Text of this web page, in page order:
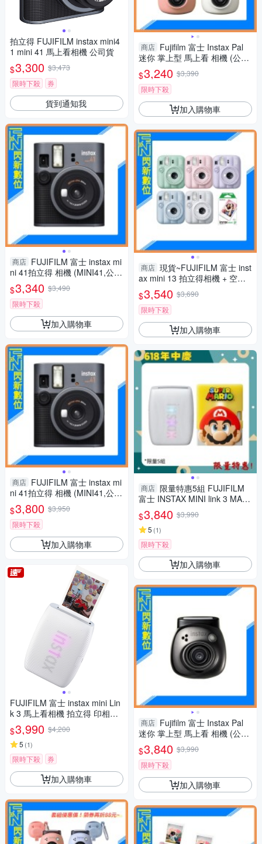
拍立得 FUJIFILM instax mini4
1 mini 41 馬上看相機 公司貨
$3,300 $3,473
限時下殺
券
貨到通知我
商店 FUJIFILM 富士 instax mi
ni 41拍立得 相機 (MINI41,公司
貨)
$3,340 $3,490
限時下殺
加入購物車
商店 FUJIFILM 富士 instax mi
ni 41拍立得 相機 (MINI41,公司
貨)含空白底片20張
$3,800 $3,950
限時下殺
加入購物車
FUJIFILM 富士 instax mini Lin
k 3 馬上看相機 拍立得 印相機
公司貨
$3,990 $4,200
5 (1)
限時下殺 券
加入購物車
商店 Fujifilm 富士 Instax Pal
迷你 掌上型 馬上看 相機 (公司
貨) 藍/粉/白/綠
$3,240 $3,390
限時下殺
加入購物車
商店 現貨~FUJIFILM 富士 inst
ax mini 13 拍立得相機 + 空白
底片20張(mini13,公司貨)
$3,540 $3,690
限時下殺
加入購物車
商店 限量特惠5組 FUJIFILM
富士 INSTAX MINI link 3 MARI
O 瑪利歐 特別版(LINK3，公司
貨)拍立得 手機印相機
$3,840 $3,990
5 (1)
限時下殺
加入購物車
商店 Fujifilm 富士 Instax Pal
迷你 掌上型 馬上看 相機 (公司
貨) 寶石黑
$3,840 $3,990
限時下殺
加入購物車